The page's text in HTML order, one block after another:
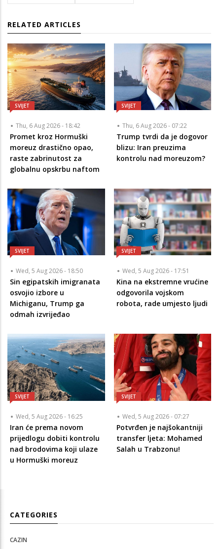
RELATED ARTICLES
SVIJET
Thu, 6 Aug 2026 - 18:42
Promet kroz Hormuški
moreuz drastično opao,
raste zabrinutost za
globalnu opskrbu naftom
SVIJET
Thu, 6 Aug 2026 - 07:22
Trump tvrdi da je dogovor
blizu: Iran preuzima
kontrolu nad moreuzom?
SVIJET
Wed, 5 Aug 2026 - 18:50
Sin egipatskih imigranata
osvojio izbore u
Michiganu, Trump ga
odmah izvrijeđao
SVIJET
Wed, 5 Aug 2026 - 17:51
Kina na ekstremne vrućine
odgovorila vojskom
robota, rade umjesto ljudi
SVIJET
Wed, 5 Aug 2026 - 16:25
Iran će prema novom
prijedlogu dobiti kontrolu
nad brodovima koji ulaze
u Hormuški moreuz
SVIJET
Wed, 5 Aug 2026 - 07:27
Potvrđen je najšokantniji
transfer ljeta: Mohamed
Salah u Trabzonu!
CATEGORIES
CAZIN